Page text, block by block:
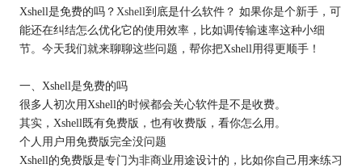
Xshell是免费的吗？ Xshell到底是什么软件？ 如果你是个新手，可
能还在纠结怎么优化它的使用效率，比如调传输速率这种小细
节。今天我们就来聊聊这些问题，帮你把Xshell用得更顺手！
一、Xshell是免费的吗
很多人初次用Xshell的时候都会关心软件是不是收费。
其实，Xshell既有免费版，也有收费版，看你怎么用。
个人用户用免费版完全没问题
Xshell的免费版是专门为非商业用途设计的，比如你自己用来练习